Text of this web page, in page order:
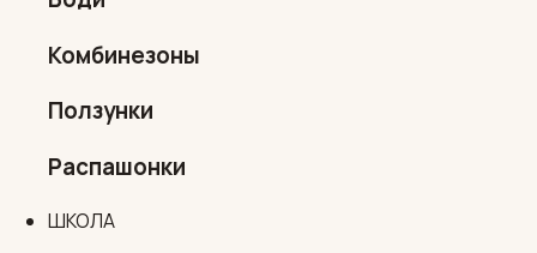
Комбинезоны
Ползунки
Распашонки
ШКОЛА